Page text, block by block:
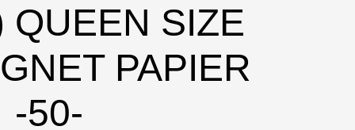
QUEEN SIZE
PAPIER
-50-